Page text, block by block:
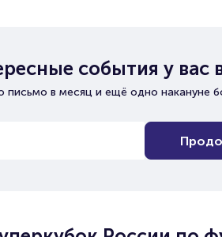
события у вас
в месяц и ещё одно накануне